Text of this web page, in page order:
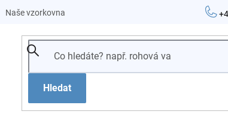
Naše vzorkovna
Hledat